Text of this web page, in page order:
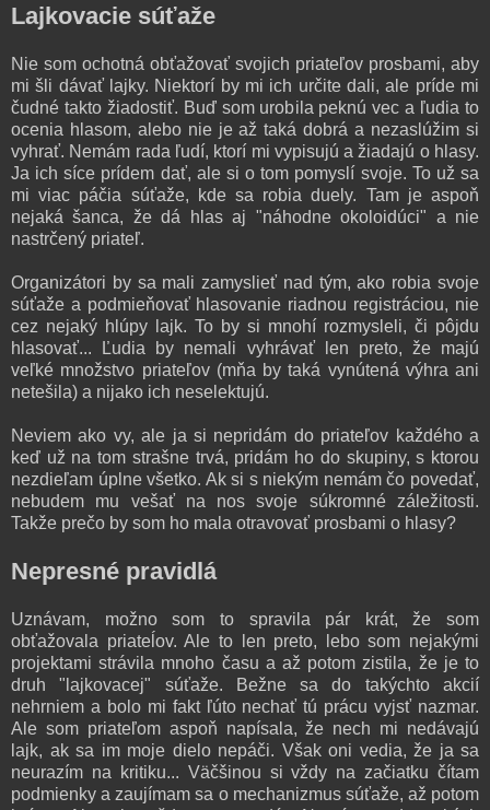
Lajkovacie súťaže
Nie som ochotná obťažovať svojich priateľov prosbami, aby
mi šli dávať lajky. Niektorí by mi ich určite dali, ale príde mi
čudné takto žiadostiť. Buď som urobila peknú vec a ľudia to
ocenia hlasom, alebo nie je až taká dobrá a nezaslúžim si
vyhrať. Nemám rada ľudí, ktorí mi vypisujú a žiadajú o hlasy.
Ja ich síce prídem dať, ale si o tom pomyslí svoje. To už sa
mi viac páčia súťaže, kde sa robia duely. Tam je aspoň
nejaká šanca, že dá hlas aj "náhodne okoloidúci" a nie
nastrčený priateľ.
Organizátori by sa mali zamyslieť nad tým, ako robia svoje
súťaže a podmieňovať hlasovanie riadnou registráciou, nie
cez nejaký hlúpy lajk. To by si mnohí rozmysleli, či pôjdu
hlasovať... Ľudia by nemali vyhrávať len preto, že majú
veľké množstvo priateľov (mňa by taká vynútená výhra ani
netešila) a nijako ich neselektujú.
Neviem ako vy, ale ja si nepridám do priateľov každého a
keď už na tom strašne trvá, pridám ho do skupiny, s ktorou
nezdieľam úplne všetko. Ak si s niekým nemám čo povedať,
nebudem mu vešať na nos svoje súkromné záležitosti.
Takže prečo by som ho mala otravovať prosbami o hlasy?
Nepresné pravidlá
Uznávam, možno som to spravila pár krát, že som
obťažovala priateĺov. Ale to len preto, lebo som nejakými
projektami strávila mnoho času a až potom zistila, že je to
druh "lajkovacej" súťaže. Bežne sa do takýchto akcií
nehrniem a bolo mi fakt ľúto nechať tú prácu vyjsť nazmar.
Ale som priateľom aspoň napísala, že nech mi nedávajú
lajk, ak sa im moje dielo nepáči. Však oni vedia, že ja sa
neurazím na kritiku... Väčšinou si vždy na začiatku čítam
podmienky a zaujímam sa o mechanizmus súťaže, až potom